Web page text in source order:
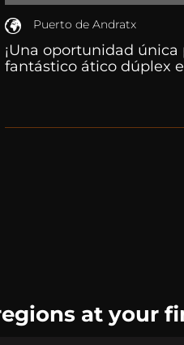
Puerto de Andratx
¡Una oportunidad
fantástico ático dúplex
at your